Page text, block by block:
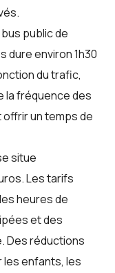
public de
dure environ 1h30
du trafic,
la fréquence des
un temps de
situe
Les tarifs
heures de
et des
Des réductions
enfants, les